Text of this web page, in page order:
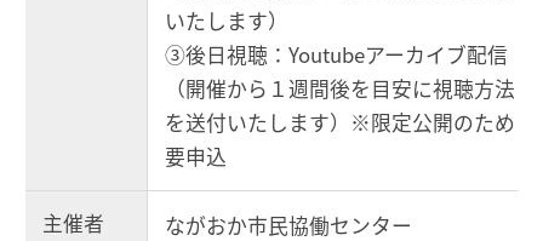
いたします）
③後日視聴：Youtubeアーカイブ配信
（開催から１週間後を目安に視聴方法
を送付いたします）※限定公開のため
要申込
主催者 ながおか市民協働センター